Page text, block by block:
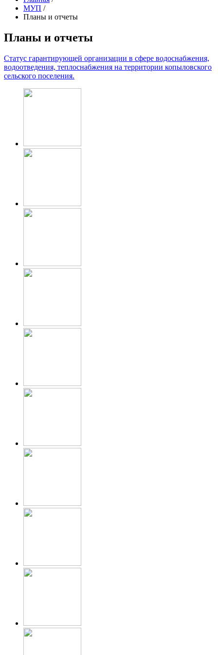
МУП /
Планы и отчеты
Планы и отчеты
Статус гарантирующей организации в сфере водоснабжения,
водоотведения, теплоснабжения на территории копыловского
сельского поселения.